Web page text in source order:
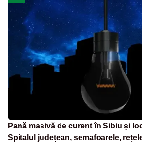
Pană masivă de curent în Sibiu și
Spitalul județean, semafoarele,